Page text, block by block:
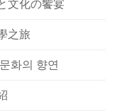
文化の饗宴
之旅
화의 향연